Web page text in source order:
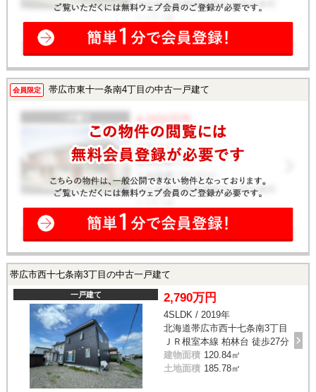
会員限定 帯広市東十一条南4丁目の中古一戸建て
帯広市西十七条南3丁目の中古一戸建て
一戸建て 2,790万円
4SLDK / 2019年
北海道帯広市西十七条南3丁目
ＪＲ根室本線 柏林台 徒歩27分
建物面積 120.84㎡
土地面積 185.78㎡